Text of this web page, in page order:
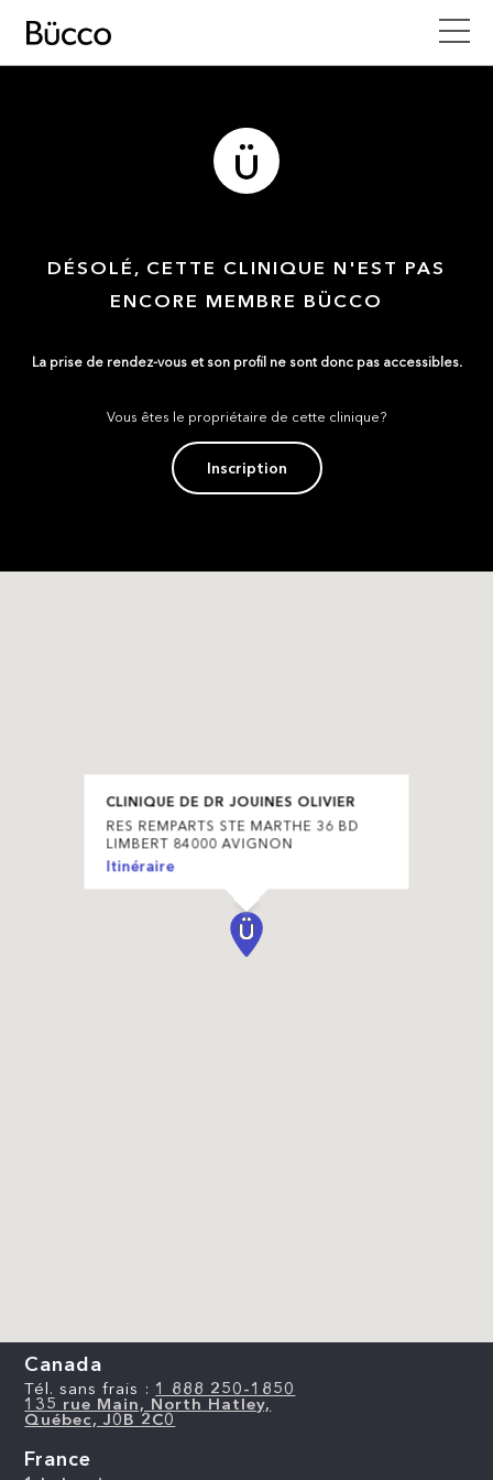
DÉSOLÉ, CETTE CLINIQUE N'EST PAS
ENCORE MEMBRE BÜCCO
La prise de rendez-vous et son profil ne sont donc pas accessibles.
Vous êtes le propriétaire de cette clinique?
Inscription
CLINIQUE DE DR JOUINES OLIVIER
RES REMPARTS STE MARTHE 36 BD
LIMBERT 84000 AVIGNON
Itinéraire
Canada
Tél. sans frais : 1 888 250-1850
135 rue Main, North Hatley,
Québec, J0B 2C0
France